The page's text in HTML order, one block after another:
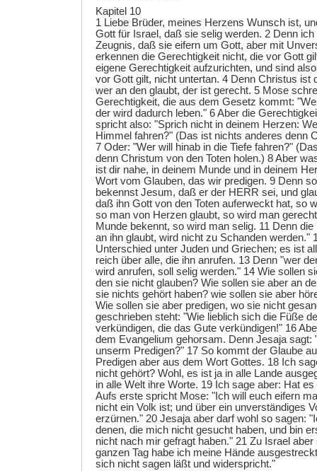
Kapitel 10
1 Liebe Brüder, meines Herzens Wunsch ist,
Gott für Israel, daß sie selig werden. 2 Denn ich
Zeugnis, daß sie eifern um Gott, aber mit
erkennen die Gerechtigkeit nicht, die vor Gott
eigene Gerechtigkeit aufzurichten, und sind
vor Gott gilt, nicht untertan. 4 Denn Christus ist
wer an den glaubt, der ist gerecht. 5 Mose
Gerechtigkeit, die aus dem Gesetz kommt:
der wird dadurch leben." 6 Aber die
spricht also: "Sprich nicht in deinem Herzen:
Himmel fahren?" (Das ist nichts anderes denn
7 Oder: "Wer will hinab in die Tiefe fahren?"
denn Christum von den Toten holen.) 8 Aber
ist dir nahe, in deinem Munde und in deinem
Wort vom Glauben, das wir predigen. 9 Denn
bekennst Jesum, daß er der HERR sei, und
daß ihn Gott von den Toten auferweckt hat, so
so man von Herzen glaubt, so wird man
Munde bekennt, so wird man selig. 11 Denn
an ihn glaubt, wird nicht zu Schanden werden."
Unterschied unter Juden und Griechen; es ist
reich über alle, die ihn anrufen. 13 Denn "wer
wird anrufen, soll selig werden." 14 Wie sollen
den sie nicht glauben? Wie sollen sie aber an
sie nichts gehört haben? wie sollen sie aber
Wie sollen sie aber predigen, wo sie nicht
geschrieben steht: "Wie lieblich sich die Füße
verkündigen, die das Gute verkündigen!" 16
dem Evangelium gehorsam. Denn Jesaja sagt:
unserm Predigen?" 17 So kommt der Glaube
Predigen aber aus dem Wort Gottes. 18 Ich
nicht gehört? Wohl, es ist ja in alle Lande
in alle Welt ihre Worte. 19 Ich sage aber: Hat
Aufs erste spricht Mose: "Ich will euch eifern
nicht ein Volk ist; und über ein unverständiges
erzürnen." 20 Jesaja aber darf wohl so sagen:
denen, die mich nicht gesucht haben, und bin
nicht nach mir gefragt haben." 21 Zu Israel
ganzen Tag habe ich meine Hände
sich nicht sagen läßt und widerspricht."